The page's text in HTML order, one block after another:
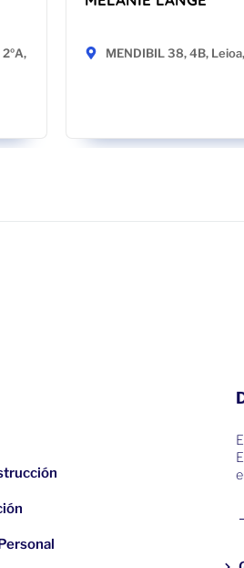
MENDIBIL 38, 4B,